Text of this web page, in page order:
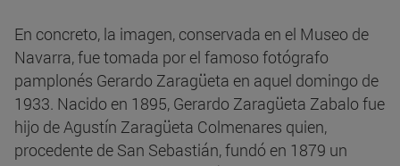
En concreto, la imagen, conservada en el Museo de
Navarra, fue tomada por el famoso fotógrafo
pamplonés Gerardo Zaragüeta en aquel domingo de
1933. Nacido en 1895, Gerardo Zaragüeta Zabalo fue
hijo de Agustín Zaragüeta Colmenares quien,
procedente de San Sebastián, fundó en 1879 un